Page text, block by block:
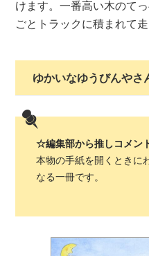
けます。一番高い木のて
ごとトラックに積まれて
ゆかいなゆうびんやさ
☆編集部から推しコメン
本物の手紙を開くときに
なる一冊です。